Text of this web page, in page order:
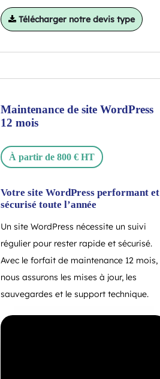
Télécharger notre devis type
Maintenance de site WordPress
12 mois
À partir de 800 € HT
Votre site WordPress performant et
sécurisé toute l’année
Un site WordPress nécessite un suivi
régulier pour rester rapide et sécurisé.
Avec le forfait de maintenance 12 mois,
nous assurons les mises à jour, les
sauvegardes et le support technique.